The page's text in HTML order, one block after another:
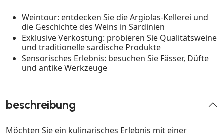
Weintour: entdecken Sie die Argiolas-Kellerei und
die Geschichte des Weins in Sardinien
Exklusive Verkostung: probieren Sie Qualitätsweine
und traditionelle sardische Produkte
Sensorisches Erlebnis: besuchen Sie Fässer, Düfte
und antike Werkzeuge
beschreibung
Möchten Sie ein kulinarisches Erlebnis mit einer